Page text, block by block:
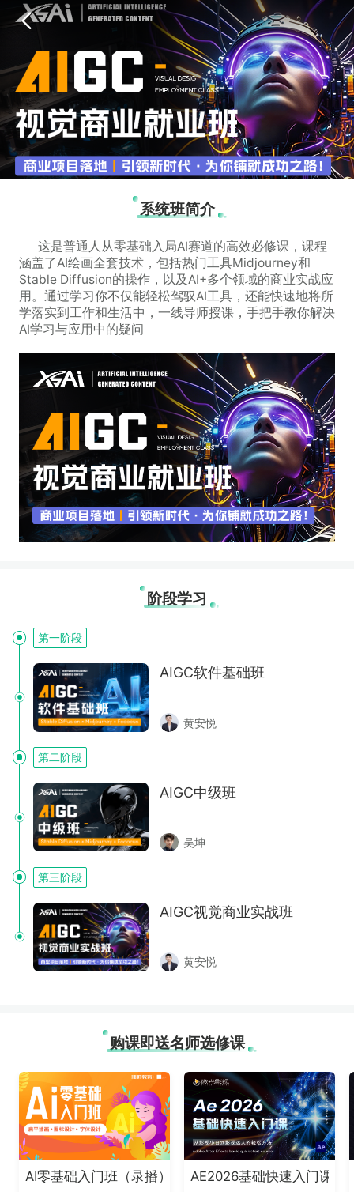
系统班简介
这是普通人从零基础入局AI赛道的高效必修课，课程
涵盖了AI绘画全套技术，包括热门工具Midjourney和
Stable Diffusion的操作，以及AI+多个领域的商业实战应
用。通过学习你不仅能轻松驾驭AI工具，还能快速地将所
学落实到工作和生活中，一线导师授课，手把手教你解决
AI学习与应用中的疑问
阶段学习
第一阶段
AIGC软件基础班
黄安悦
第二阶段
AIGC中级班
吴坤
第三阶段
AIGC视觉商业实战班
黄安悦
购课即送名师选修课
AI零基础入门班（录播） AE2026基础快速入门课